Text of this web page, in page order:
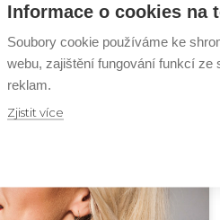
Informace o cookies na
Soubory cookie používáme ke
webu, zajištění fungování funkcí ze
reklam.
Zjistit více